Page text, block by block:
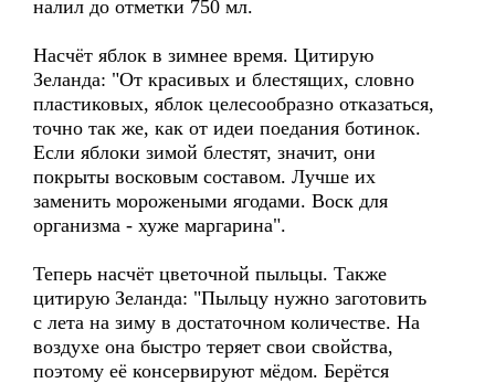
налил до отметки 750 мл.
Насчёт яблок в зимнее время. Цитирую
Зеланда: "От красивых и блестящих, словно
пластиковых, яблок целесообразно отказаться,
точно так же, как от идеи поедания ботинок.
Если яблоки зимой блестят, значит, они
покрыты восковым составом. Лучше их
заменить морожеными ягодами. Воск для
организма - хуже маргарина".
Теперь насчёт цветочной пыльцы. Также
цитирую Зеланда: "Пыльцу нужно заготовить
с лета на зиму в достаточном количестве. На
воздухе она быстро теряет свои свойства,
поэтому её консервируют мёдом. Берётся